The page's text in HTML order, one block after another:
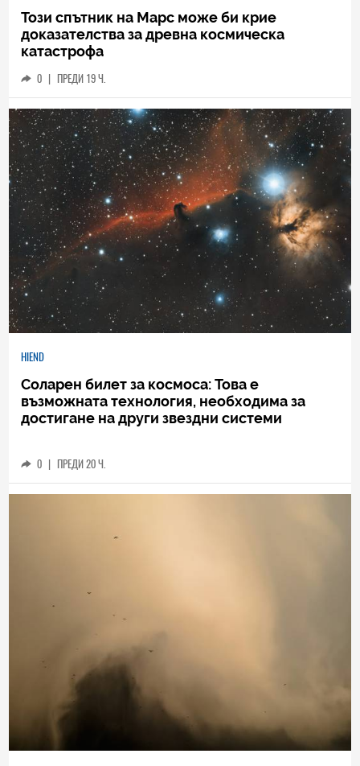
Този спътник на Марс може би крие
доказателства за древна космическа
катастрофа
0 | ПРЕДИ 19 Ч.
HIEND
Соларен билет за космоса: Това е
възможната технология, необходима за
достигане на други звездни системи
0 | ПРЕДИ 20 Ч.